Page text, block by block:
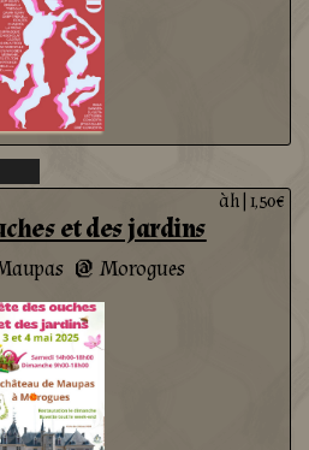
et des jardins
@ Morogues
àh| 1,50€